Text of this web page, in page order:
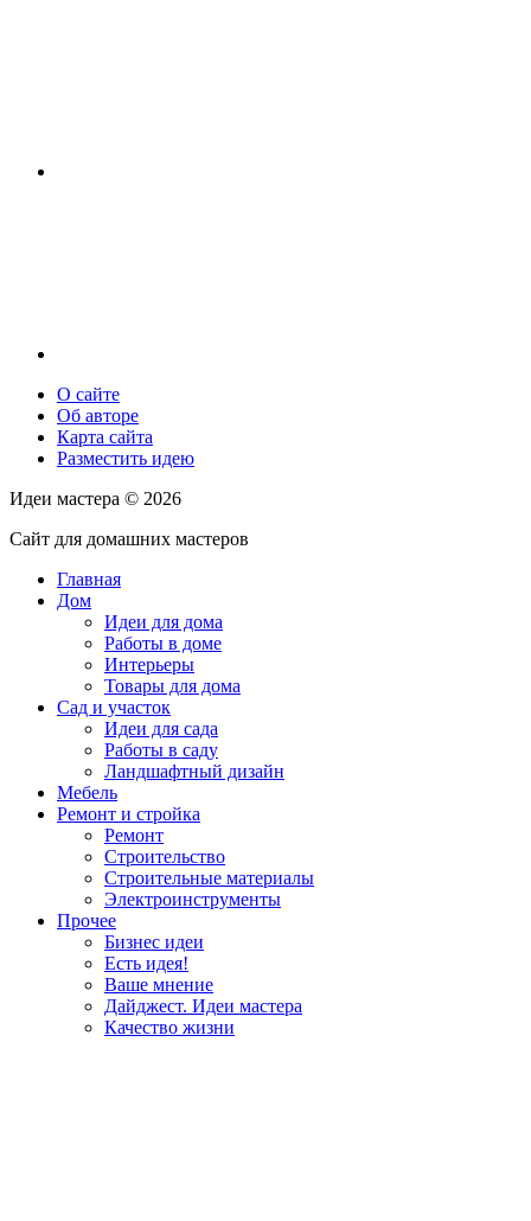
О сайте
Об авторе
Карта сайта
Разместить идею
Идеи мастера © 2026
Сайт для домашних мастеров
Главная
Дом
Идеи для дома
Работы в доме
Интерьеры
Товары для дома
Сад и участок
Идеи для сада
Работы в саду
Ландшафтный дизайн
Мебель
Ремонт и стройка
Ремонт
Строительство
Строительные материалы
Электроинструменты
Прочее
Бизнес идеи
Есть идея!
Ваше мнение
Дайджест. Идеи мастера
Качество жизни